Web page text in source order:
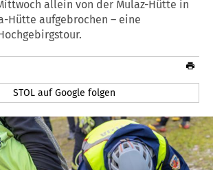
allein von der Mulaz-Hütte in
Hütte aufgebrochen – eine
STOL auf Google folgen